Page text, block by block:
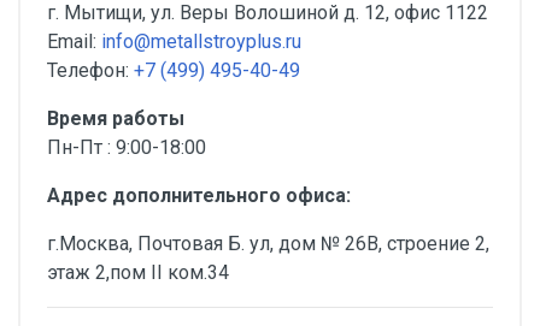
г. Мытищи, ул. Веры Волошиной д. 12, офис 1122
Email: info@metallstroyplus.ru
Телефон: +7 (499) 495-40-49
Время работы
Пн-Пт : 9:00-18:00
Адрес дополнительного офиса:
г.Москва, Почтовая Б. ул, дом № 26В, строение 2,
этаж 2,пом II ком.34